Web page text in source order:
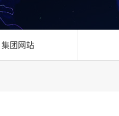
集团网站